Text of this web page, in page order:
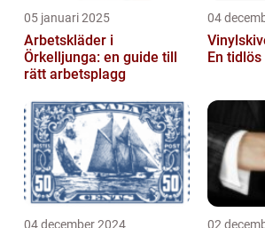
05 januari 2025
Arbetskläder i
Örkelljunga: en guide till
rätt arbetsplagg
04
En
04 december 2024 02